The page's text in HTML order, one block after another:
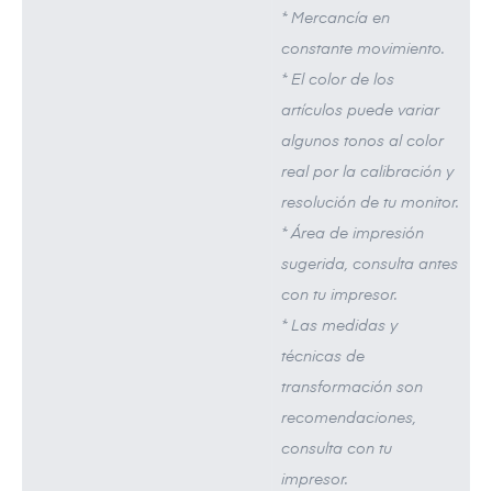
* Mercancía en
constante movimiento.
* El color de los
artículos puede variar
algunos tonos al color
real por la calibración y
resolución de tu monitor.
* Área de impresión
sugerida, consulta antes
con tu impresor.
* Las medidas y
técnicas de
transformación son
recomendaciones,
consulta con tu
impresor.